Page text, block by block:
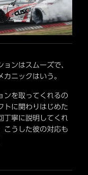
ンはスムーズで、
ニックはいう。
ンを取ってくれるの
トに関わりはじめた
丁寧に説明してくれ
こうした彼の対応も